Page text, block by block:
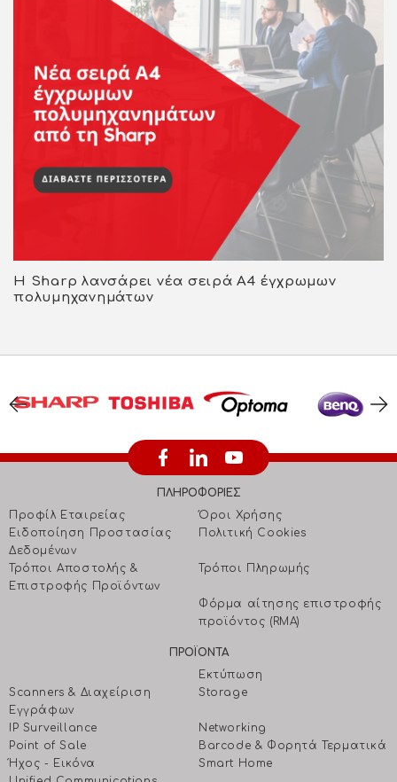
Η Sharp λανσάρει νέα σειρά Α4 έγχρωμων
πολυμηχανημάτων
ΠΛΗΡΟΦΟΡΙΕΣ
Προφίλ Εταιρείας
Όροι Χρήσης
Ειδοποίηση Προστασίας
Δεδομένων
Πολιτική Cookies
Τρόποι Αποστολής &
Επιστροφής Προϊόντων
Τρόποι Πληρωμής
Φόρμα αίτησης επιστροφής
προϊόντος (RMA)
ΠΡΟΪΟΝΤΑ
Εκτύπωση
Scanners & Διαχείριση
Eγγράφων
Storage
IP Surveillance
Networking
Point of Sale
Barcode & Φορητά Τερματικά
Ήχος - Εικόνα
Smart Home